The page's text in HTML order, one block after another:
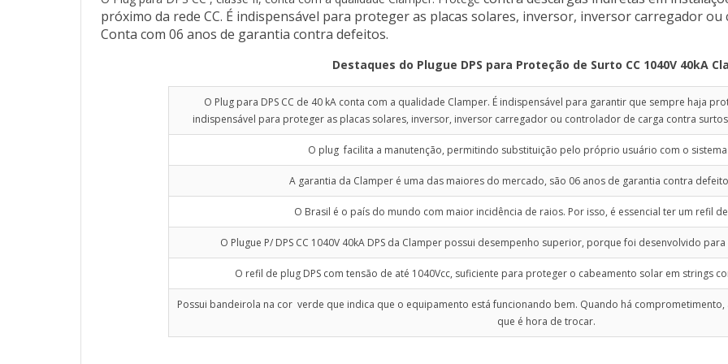
contra surtos
O plug facilita a
A garantia da
anos de
O Brasil é o país do
isso, é
O Plugue P/ DPS
desempenho
O refil de plug DPS
proteger o
Possui bandeirola
está funcionando
muda para
próximo da rede CC. É indispensável para proteger as placas solares, inversor, inversor carregador
Conta com 06 anos de garantia contra defeitos.
Destaques do Plugue DPS para Proteção de Surto CC 1040V 40kA
O Plug para DPS CC de 40 kA conta com a qualidade Clamper. É indispensável para garantir que sempre haja
indispensável para proteger as placas solares, inversor, inversor carregador ou controlador de carga contra
O plug facilita a manutenção, permitindo substituição pelo próprio usuário com o
A garantia da Clamper é uma das maiores do mercado, são 06 anos de garantia contra
O Brasil é o país do mundo com maior incidência de raios. Por isso, é essencial ter um refil
O Plugue P/ DPS CC 1040V 40kA DPS da Clamper possui desempenho superior, porque foi desenvolvido
O refil de plug DPS com tensão de até 1040Vcc, suficiente para proteger o cabeamento solar em strings
Possui bandeirola na cor verde que indica que o equipamento está funcionando bem. Quando há
que é hora de trocar.